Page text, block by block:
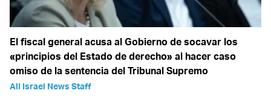
El fiscal general acusa al Gobierno de socavar los
«principios del Estado de derecho» al hacer caso
omiso de la sentencia del Tribunal Supremo
All Israel News Staff